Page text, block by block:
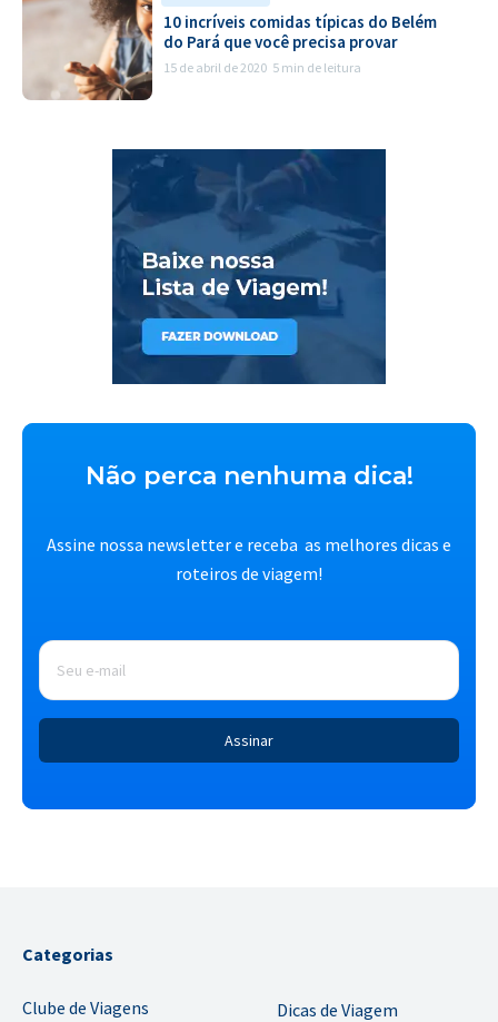
10 incríveis comidas típicas do Belém
do Pará que você precisa provar
15 de abril de 2020 5 min de leitura
Não perca nenhuma dica!
Assine nossa newsletter e receba as melhores dicas e
roteiros de viagem!
E-
mail *
Categorias
Clube de Viagens
Dicas de Viagem